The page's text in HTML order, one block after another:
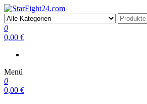
StarFight24.com
Kampfsportartikel
0
0,00 €
Menü
0
0,00 €